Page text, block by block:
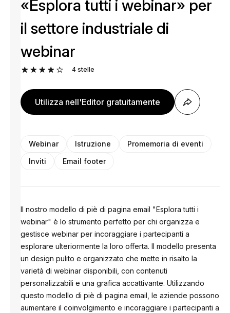
«Esplora tutti i webinar» per
il settore industriale di
webinar
4 stelle
Utilizza nell'Editor gratuitamente
Webinar Istruzione
Promemoria di eventi
Inviti
Email footer
Il nostro modello di piè di pagina email "Esplora tutti i
webinar" è lo strumento perfetto per chi organizza e
gestisce webinar per incoraggiare i partecipanti a
esplorare ulteriormente la loro offerta. Il modello presenta
un design pulito e organizzato che mette in risalto la
varietà di webinar disponibili, con contenuti
personalizzabili e una grafica accattivante. Utilizzando
questo modello di piè di pagina email, le aziende possono
aumentare il coinvolgimento e incoraggiare i partecipanti a